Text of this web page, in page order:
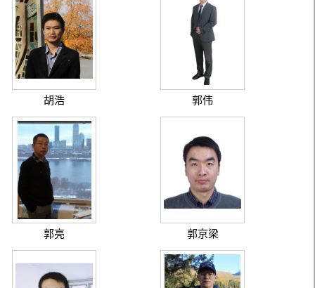
胡浩 郭伟
郭亮 郭京梁